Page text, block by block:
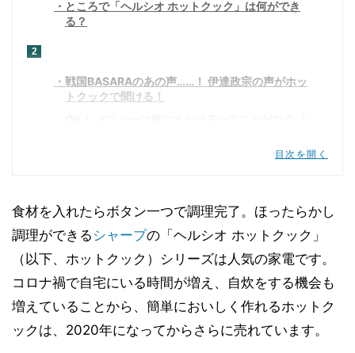
ところで「ヘルシオ ホットクック」は何ができ
る？
2
戦国BASARAのあの声……！ 伊達政宗の声がホッ
トクックで聞ける！
煮込み料理は特にウマイ！ ほったらかしでしっか
3
調理終了後に伊達政宗から一言、これが楽しみに
戦国BASARAファンの娘が欲しがる事態に
目次を開く
食材を入れたらボタン一つで調理完了。ほったらかし
調理ができる シャープの「ヘルシオ ホットクック」
（以下、ホットクック）シリーズは人気の家電です。
コロナ禍で自宅にいる時間が増え、自炊をする機会も
増えていることから、簡単においしく作れるホットク
ックは、2020年になってからさらに売れています。